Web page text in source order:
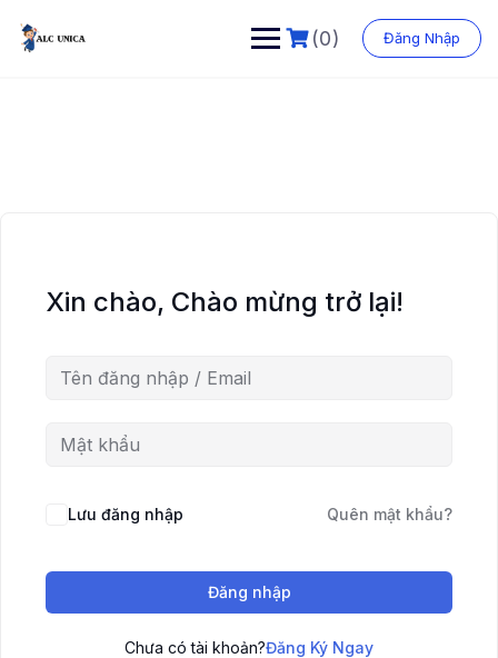
đến
phần
(0) Đăng Nhập
Xin chào, Chào mừng trở lại!
Lưu đăng nhập Quên mật khẩu?
Đăng nhập
Chưa có tài khoản?Đăng Ký Ngay